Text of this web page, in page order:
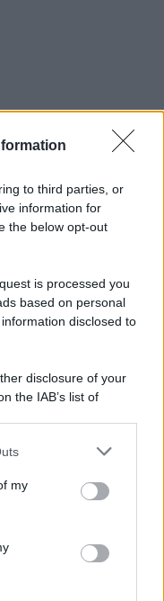
to third parties, or
information for
the below opt-out
is processed you
based on personal
disclosed to
disclosure of your
the IAB’s list of
by us to third parties
one or more Google
including but
You may click to
third-party tags to
my